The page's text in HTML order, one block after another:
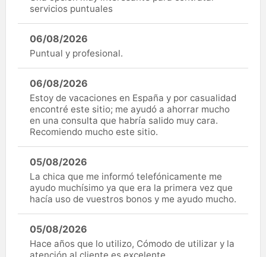
servicios puntuales
06/08/2026
Puntual y profesional.
06/08/2026
Estoy de vacaciones en España y por casualidad
encontré este sitio; me ayudó a ahorrar mucho
en una consulta que habría salido muy cara.
Recomiendo mucho este sitio.
05/08/2026
La chica que me informó telefónicamente me
ayudo muchísimo ya que era la primera vez que
hacía uso de vuestros bonos y me ayudo mucho.
05/08/2026
Hace años que lo utilizo, Cómodo de utilizar y la
atención al cliente es excelente.